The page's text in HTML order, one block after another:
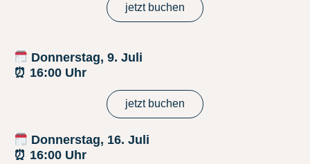
jetzt buchen
Donnerstag, 9. Juli
⏰ 16:00 Uhr
jetzt buchen
Donnerstag, 16. Juli
⏰ 16:00 Uhr